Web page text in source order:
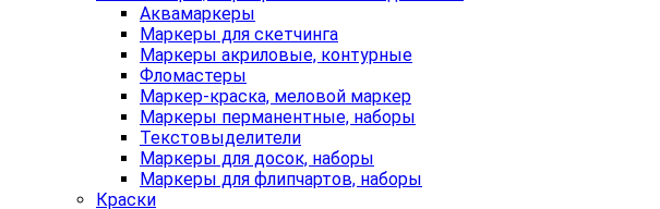
Аквамаркеры
Маркеры для скетчинга
Маркеры акриловые, контурные
Фломастеры
Маркер-краска, меловой маркер
Маркеры перманентные, наборы
Текстовыделители
Маркеры для досок, наборы
Маркеры для флипчартов, наборы
Краски